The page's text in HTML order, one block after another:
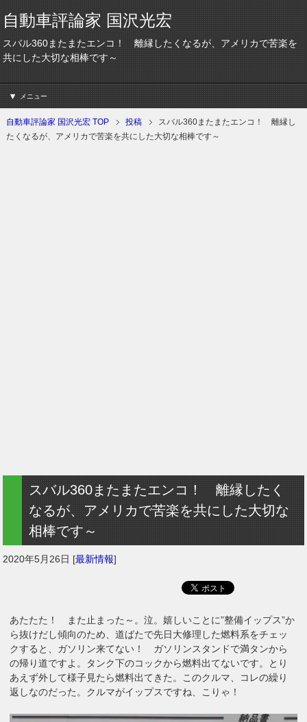
自動車評論家 国沢光宏
スバル360またまたエンコ！ 離縁したくなるが、アメリカで苦楽を
共にした大切な相棒です～
メニュー
自動車評論家 国沢光宏 TOP 投稿
スバル360またまたエンコ！ 離縁し
たくなるが、アメリカで苦楽を共にした大切な相棒です～
スバル360またまたエンコ！ 離縁したく
なるが、アメリカで苦楽を共にした大切な
相棒です～
2020年5月26日 [最新情報]
あたたた！ また止まった～。泣。嬉しいことに”整備イップス”か
ら抜けだし傾向のため、道ばたで先日大修理した燃料系をチェッ
クすると、ガソリン来てない！ ガソリンスタンドで満タンから
の帰り道ですよ。タンク下のコックから燃料出てないです。とり
あえず外して様子見たら燃料出てきた。このクルマ、コレの繰り
返しなのだった。クルマがイップスですね、こりゃ！